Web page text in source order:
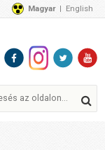
Magyar English